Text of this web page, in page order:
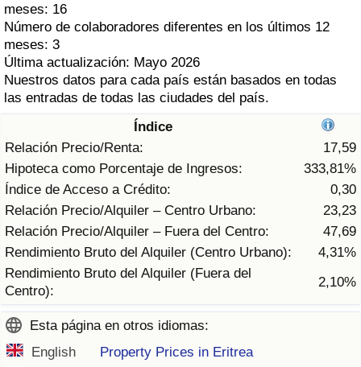
meses: 16
Número de colaboradores diferentes en los últimos 12
meses: 3
Última actualización: Mayo 2026
Nuestros datos para cada país están basados en todas
las entradas de todas las ciudades del país.
Índice
Relación Precio/Renta:
17,59
Hipoteca como Porcentaje de Ingresos:
333,81%
Índice de Acceso a Crédito:
0,30
Relación Precio/Alquiler – Centro Urbano:
23,23
Relación Precio/Alquiler – Fuera del Centro:
47,69
Rendimiento Bruto del Alquiler (Centro Urbano):
4,31%
Rendimiento Bruto del Alquiler (Fuera del
Centro):
2,10%
Esta página en otros idiomas:
English
Property Prices in Eritrea
Índice de Sanidad
Índice de Sanidad por País
Contaminación
Índice de Contaminación (Actual)
Índice de contaminación
Índice de Contaminación por País
Índice de Tráfico
Índice de Tráfico (Actual)